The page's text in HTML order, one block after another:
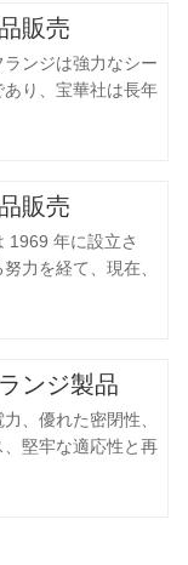
販売
ンジは強力なシー
り、宝華社は長年
し、間接的に外国
輸出してきまし
輸出入し、第三者
力な製品品質と低
えています。以下
です。以下に当社
いただきます。 材
わたる努力を経
は 50,…
販売
1969 年に設立さ
力を経て、現在、
方メートル、建築
ートルです。従業
の年間生産量は3万
圧機械、風力発
設機械、鉱業、冶
業で関連アクセサ
。販売される製品
社は独自の技術研
ンジ製品
、優れた密閉性、
堅牢な適応性と再
り、パイプライン
欠かつ不可欠な要